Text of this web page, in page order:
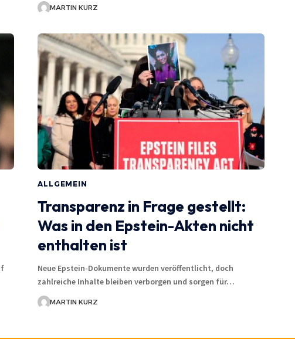
MARTIN KURZ
ALLGEMEIN
Transparenz in Frage gestellt:
Was in den Epstein-Akten nicht
enthalten ist
Neue Epstein-Dokumente wurden veröffentlicht, doch
zahlreiche Inhalte bleiben verborgen und sorgen für…
MARTIN KURZ